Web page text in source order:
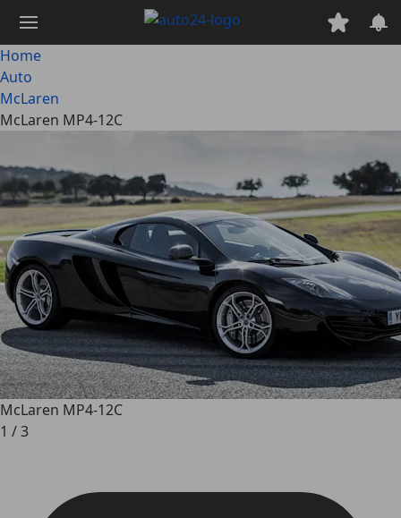
contenuto
principale
Home
Auto
McLaren
McLaren MP4-12C
McLaren MP4-12C
1 /3